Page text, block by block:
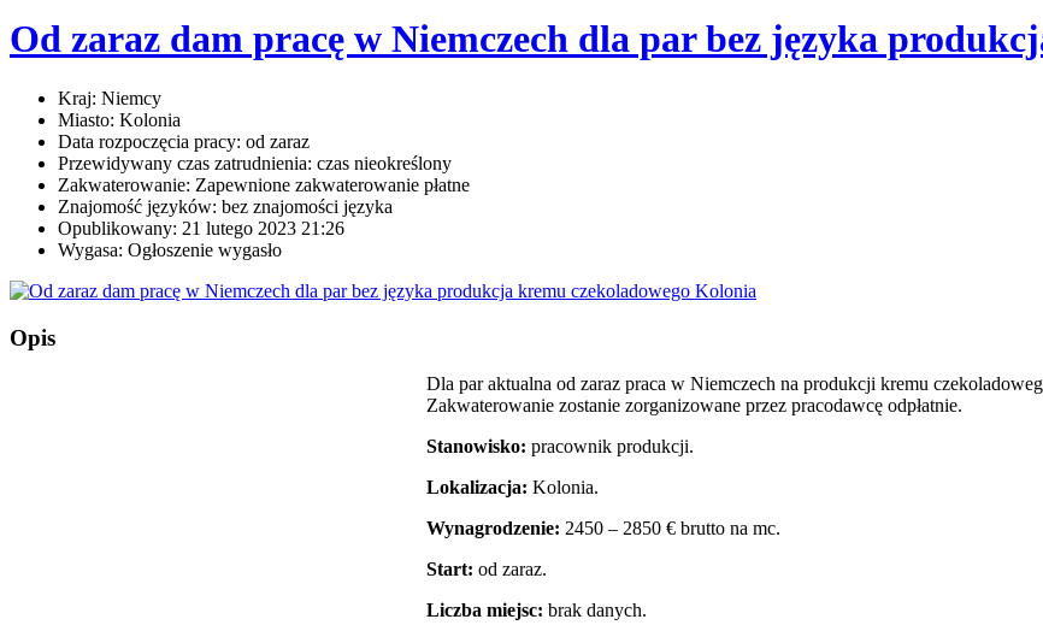
Od zaraz dam pracę w Niemczech dla par bez języka
Kraj: Niemcy
Miasto: Kolonia
Data rozpoczęcia pracy: od zaraz
Przewidywany czas zatrudnienia: czas nieokreślony
Zakwaterowanie: Zapewnione zakwaterowanie płatne
Znajomość języków: bez znajomości języka
Opublikowany: 21 lutego 2023 21:26
Wygasa: Ogłoszenie wygasło
Opis
Dla par aktualna od zaraz praca w Niemczech na produkcji kremu
Zakwaterowanie zostanie zorganizowane przez pracodawcę odpłatnie.
Stanowisko: pracownik produkcji.
Lokalizacja: Kolonia.
Wynagrodzenie: 2450 – 2850 € brutto na mc.
Start: od zaraz.
Liczba miejsc: brak danych.